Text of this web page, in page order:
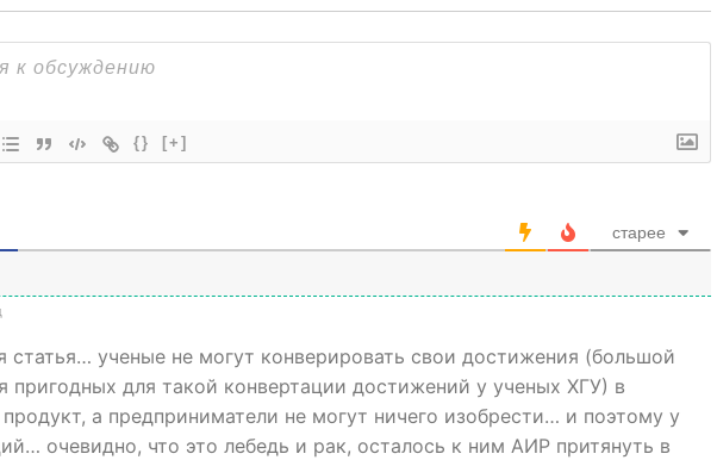
{} [+]
старее
статья… ученые не могут конверировать свои достижения (большой
пригодных для такой конвертации достижений у ученых ХГУ) в
а предприниматели не могут ничего изобрести… и поэтому у
очевидно, что это лебедь и рак, осталось к ним АИР притянуть в